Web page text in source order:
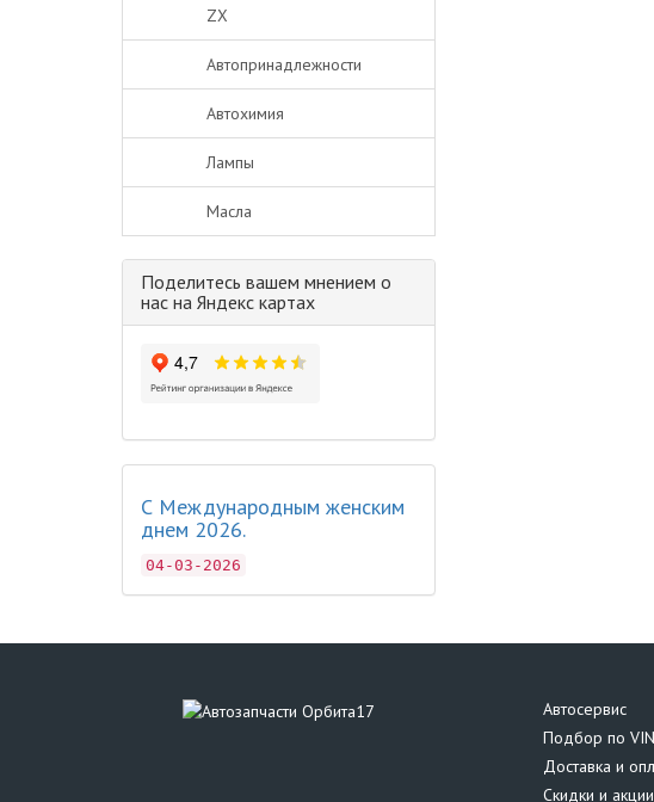
ZX
Автопринадлежности
Автохимия
Лампы
Масла
Поделитесь вашем мнением о
нас на Яндекс картах
С Международным женским
днем 2026.
04-03-2026
Автосервис
Подбор по VIN
Доставка и
Скидки и акции